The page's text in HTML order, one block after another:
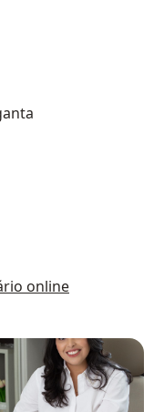
online